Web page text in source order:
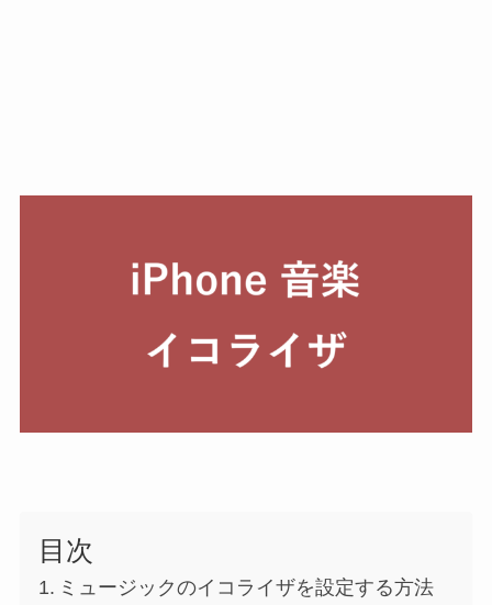
目次
ミュージックのイコライザを設定する方法